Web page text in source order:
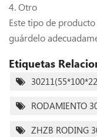
4. Otro
Este tipo de
guárdelo
Etiquetas
RODAMIENTO
ZHZB RODING